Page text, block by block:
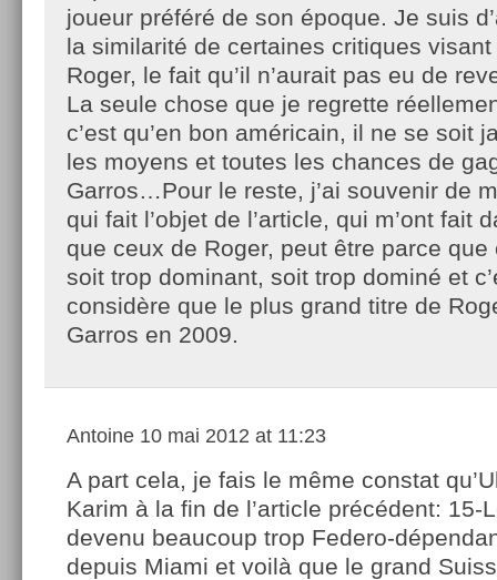
joueur préféré de son époque. Je suis
la similarité de certaines critiques
Roger, le fait qu’il n’aurait pas eu de
La seule chose que je regrette
c’est qu’en bon américain, il ne se soit
les moyens et toutes les chances de
Garros…Pour le reste, j’ai souvenir de
qui fait l’objet de l’article, qui m’ont fait
que ceux de Roger, peut être parce
soit trop dominant, soit trop dominé et
considère que le plus grand titre de
Garros en 2009.
Antoine 10 mai 2012 at 11:23
A part cela, je fais le même constat
Karim à la fin de l’article précédent: 15-
devenu beaucoup trop Federo-
depuis Miami et voilà que le grand